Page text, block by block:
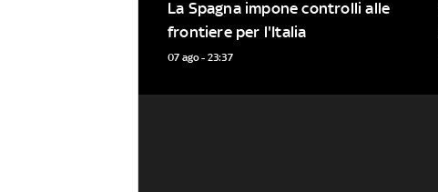
La Spagna impone controlli alle
frontiere per l'Italia
07 ago - 23:37